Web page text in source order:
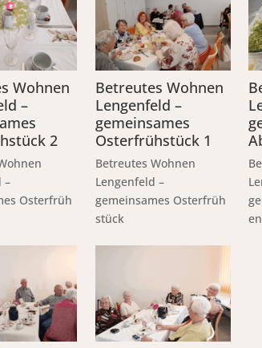
Wohnen
–
2
–
Osterfrüh
Betreutes Wohnen
Lengenfeld –
gemeinsames
Osterfrühstück 1
Betreutes Wohnen
Lengenfeld –
gemeinsames Osterfrüh
stück
en